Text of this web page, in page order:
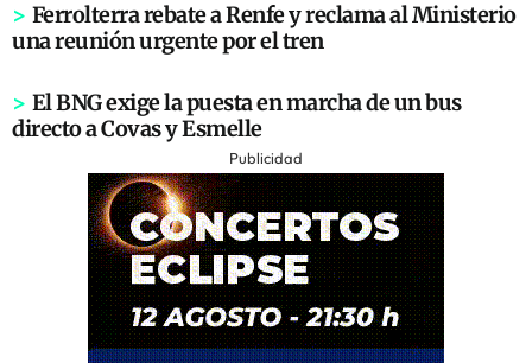
> Ferrolterra rebate a Renfe y reclama al Ministerio
una reunión urgente por el tren
> El BNG exige la puesta en marcha de un bus
directo a Covas y Esmelle
Publicidad